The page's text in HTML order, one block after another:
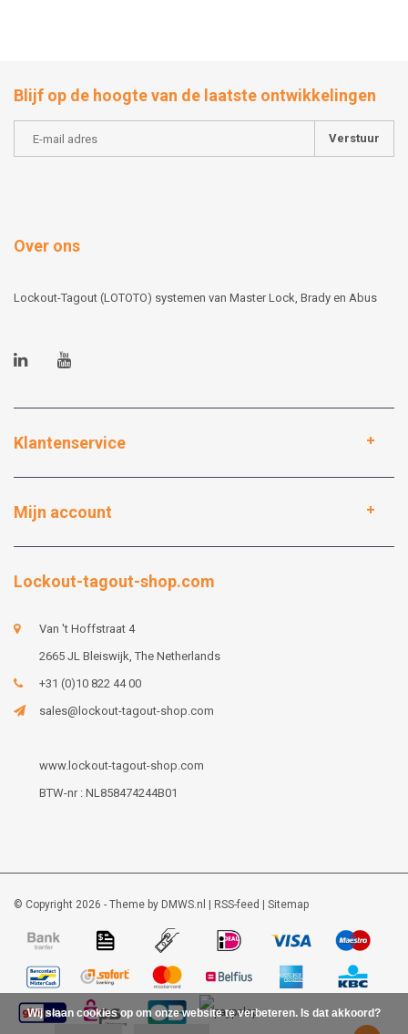
Blijf op de hoogte van de laatste ontwikkelingen
Verstuur
Over ons
Lockout-Tagout (LOTOTO) systemen van Master Lock, Brady en Abus
Klantenservice
Mijn account
Lockout-tagout-shop.com
Van 't Hoffstraat 4
2665 JL Bleiswijk, The Netherlands
+31 (0)10 822 44 00
sales@lockout-tagout-shop.com
www.lockout-tagout-shop.com
BTW-nr : NL858474244B01
© Copyright 2026 - Theme by DMWS.nl RSS-feed Sitemap
Wij slaan cookies op om onze website te verbeteren. Is dat akkoord?